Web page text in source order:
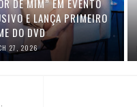
DE MIM” EM EVENTO
E LANÇA PRIMEIRO
DO DVD
27, 2026